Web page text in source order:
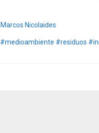
Marcos Nicolaides
#medioambiente #residuos #